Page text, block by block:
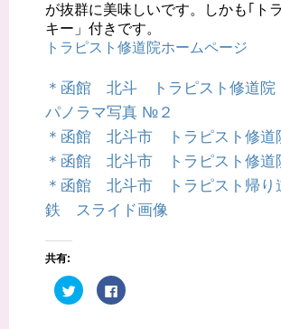
が抜群に美味しいです。しかも｢ト
キー」付きです。
トラピスト修道院ホームページ
＊函館 北斗 トラピスト修道
パノラマ写真 №２
＊函館 北斗市 トラピスト修道
＊函館 北斗市 トラピスト修
＊函館 北斗市 トラピスト帰
鉄 スライド画像
共有:
ク
リ
F
a